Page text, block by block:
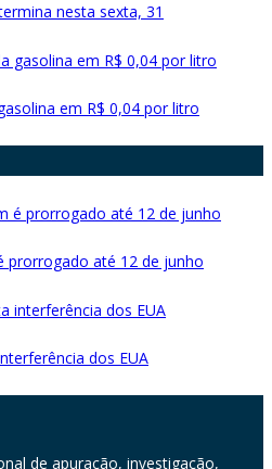
nesta sexta, 31
em R$ 0,04 por litro
prorrogado até 12 de junho
dos EUA
de apuração, investigação,